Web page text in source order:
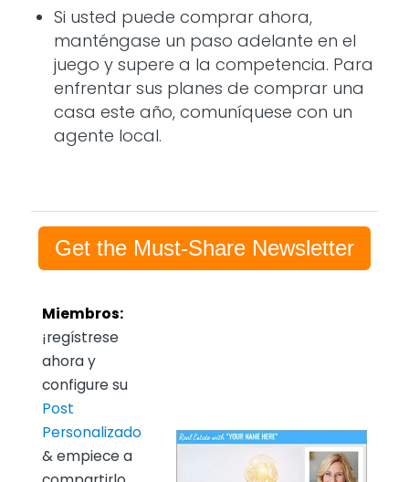
Si usted puede comprar ahora,
manténgase un paso adelante en el
juego y supere a la competencia. Para
enfrentar sus planes de comprar una
casa este año, comuníquese con un
agente local.
Get the Must-Share Newsletter
Miembros:
¡regístrese
ahora y
configure su
Post
Personalizado
& empiece a